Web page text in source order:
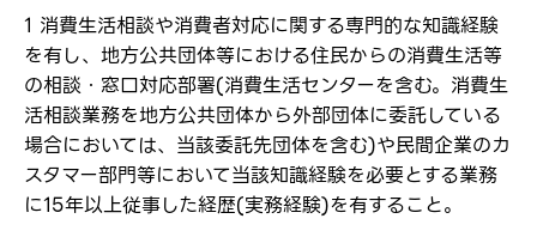
1 消費生活相談や消費者対応に関する専門的な知識経験
を有し、地方公共団体等における住民からの消費生活等
の相談・窓口対応部署(消費生活センターを含む。消費生
活相談業務を地方公共団体から外部団体に委託している
場合においては、当該委託先団体を含む)や民間企業のカ
スタマー部門等において当該知識経験を必要とする業務
に15年以上従事した経歴(実務経験)を有すること。